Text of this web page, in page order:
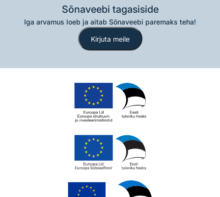
Sõnaveebi tagasiside
Iga arvamus loeb ja aitab Sõnaveebi paremaks teha!
Kirjuta meile